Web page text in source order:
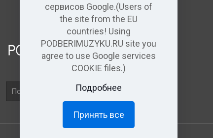
Поле
поиска
сервисов Google.(Users of
the site from the EU
countries! Using
PODBERIMUZYKU.RU site you
agree to use Google services
COOKIE files.)
Подробнее
Принять все